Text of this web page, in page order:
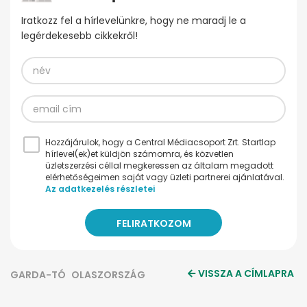
Iratkozz fel a hírlevelünkre, hogy ne maradj le a
legérdekesebb cikkekről!
Hozzájárulok, hogy a Central Médiacsoport Zrt. Startlap
hírlevel(ek)et küldjön számomra, és közvetlen
üzletszerzési céllal megkeressen az általam megadott
elérhetőségeimen saját vagy üzleti partnerei ajánlatával.
Az adatkezelés részletei
GARDA-TÓ OLASZORSZÁG VISSZA A CÍMLAPRA